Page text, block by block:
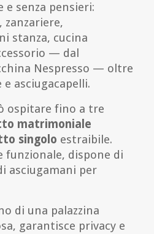
e senza pensieri:
stanza, cucina
— dal
Nespresso — oltre
e asciugacapelli.
ospitare fino a tre
matrimoniale
singolo estraibile.
funzionale, dispone di
asciugamani per
di una palazzina
garantisce privacy e